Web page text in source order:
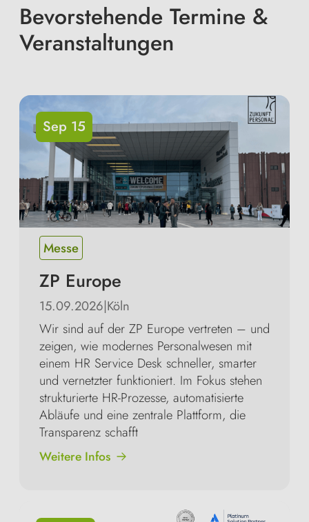
Bevorstehende Termine &
Veranstaltungen
Sep 15
Messe
ZP Europe
15.09.2026|Köln
Wir sind auf der ZP Europe vertreten – und
zeigen, wie modernes Personalwesen mit
einem HR Service Desk schneller, smarter
und vernetzter funktioniert. Im Fokus stehen
strukturierte HR-Prozesse, automatisierte
Abläufe und eine zentrale Plattform, die
Transparenz schafft
Weitere Infos